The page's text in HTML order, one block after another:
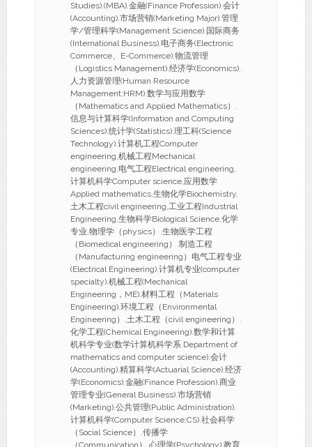
Studies).(MBA).金融(Finance Profession).会计
(Accounting).市场营销(Marketing Major).管理
学/管理科学(Management Science).国际商务
(International Business).电子商务(Electronic
Commerce、E-Commerce).物流管理
（Logistics Management).经济学(Economics).
人力资源管理(Human Resource
Management;HRM).数学与应用数学
（Mathematics and Applied Mathematics）.
信息与计算科学(Information and Computing
Sciences).统计学(Statistics).理工科(Science
Technology).计算机工程Computer
engineering,机械工程Mechanical
engineering,电气工程Electrical engineering,
计算机科学Computer science,应用数学
Applied mathematics,生物化学Biochemistry,
土木工程civil engineering,工业工程Industrial
Engineering,生物科学Biological Science,化学
专业,物理学（physics）.生物医学工程
（Biomedical engineering）.制造工程
（Manufacturing engineering）电气工程专业
(Electrical Engineering).计算机专业(computer
specialty).机械工程(Mechanical
Engineering，ME).材料工程（Materials
Engineering).环境工程（Environmental
Engineering）.土木工程（civil engineering）.
化学工程(Chemical Engineering).数学和计算
机科学专业(数学计算机科学系 Department of
mathematics and computer science).会计
(Accounting).精算科学(Actuarial Science).经济
学(Economics).金融(Finance Profession).商业
管理专业(General Business).市场营销
(Marketing).公共管理(Public Administration).
计算机科学(Computer Science;CS).社会科学
（Social Science）.传播学
（Communication）.心理学(Psychology).教育